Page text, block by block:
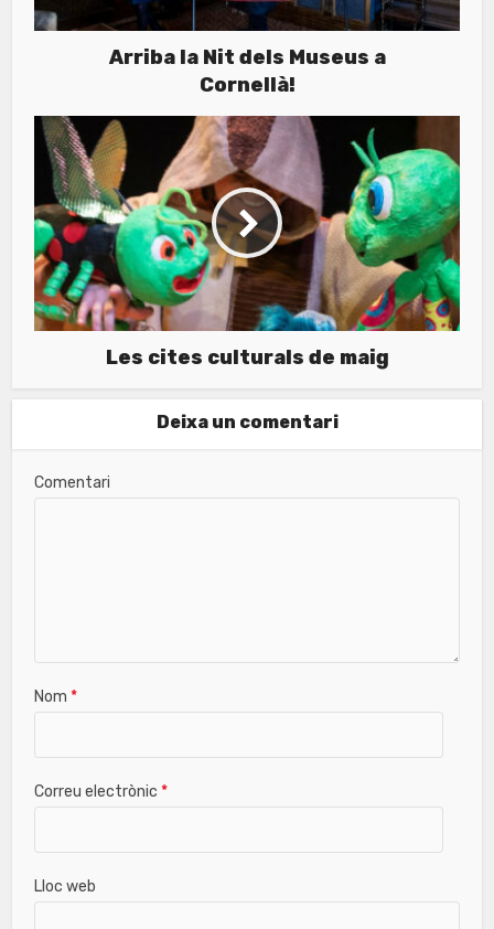
Arriba la Nit dels Museus a
Cornellà!
Les cites culturals de maig
Deixa un comentari
Comentari
Nom*
Correu electrònic*
Lloc web